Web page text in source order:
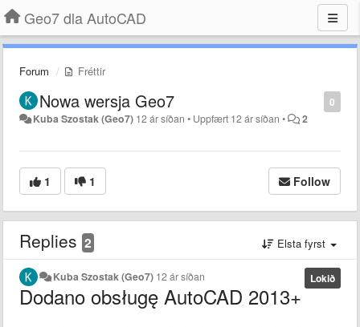
Geo7 dla AutoCAD
Forum Fréttir
0
Nowa wersja Geo7
Kuba Szostak (Geo7) 12 ár síðan • Uppfært 12 ár síðan • 2
1 1 Follow
Replies 2 Elsta fyrst
Lokið
Kuba Szostak (Geo7) 12 ár síðan
Dodano obsługę AutoCAD 2013+